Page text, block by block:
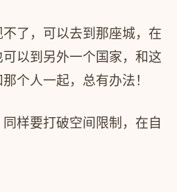
了，可以去到那座城，在
以到另外一个国家，和这
个人一起，总有办法！
样要打破空间限制，在自